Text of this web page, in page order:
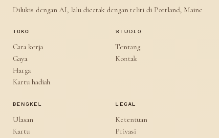
Dilukis dengan AI, lalu dicetak dengan teliti di Portland, Maine
TOKO
Cara kerja
Gaya
Harga
Kartu hadiah
STUDIO
Tentang
Kontak
BENGKEL
Ulasan
Kartu
LEGAL
Ketentuan
Privasi